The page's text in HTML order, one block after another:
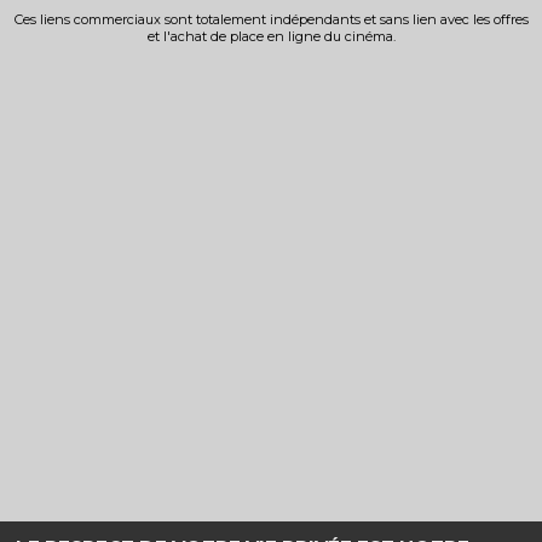
Ces liens commerciaux sont totalement indépendants et sans lien avec les offres
et l'achat de place en ligne du cinéma.